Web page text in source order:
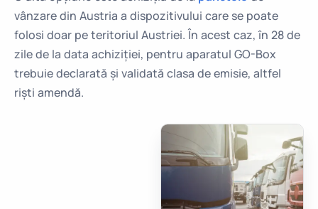
vânzare din Austria a dispozitivului care se poate
folosi doar pe teritoriul Austriei. În acest caz, în 28 de
zile de la data achiziției, pentru aparatul GO-Box
trebuie declarată și validată clasa de emisie, altfel
riști amendă.